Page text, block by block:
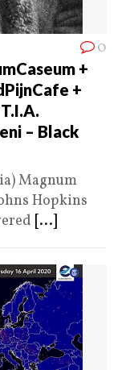
0
+
+
T.I.A.
– Black
Magnum
Hopkins
[...]